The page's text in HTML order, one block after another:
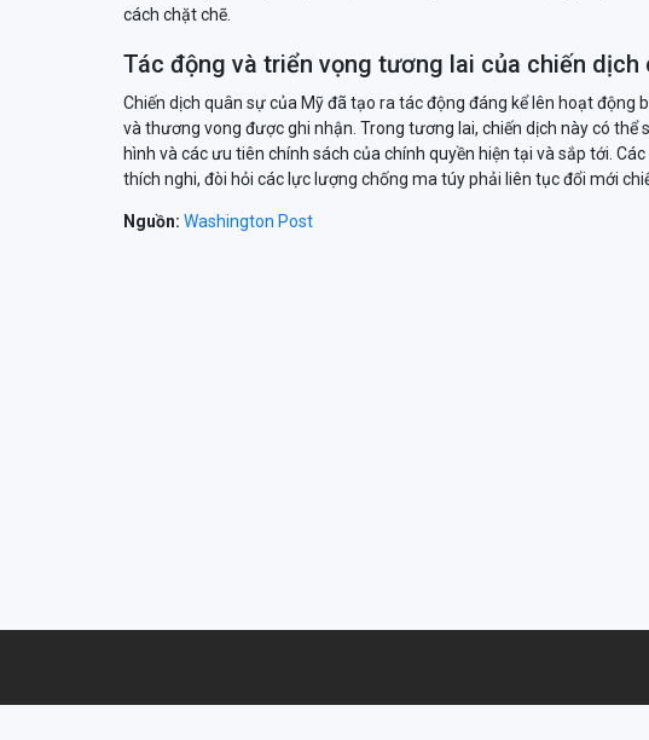
cách chặt chẽ.
Tác động và triển vọng tương lai của chiến dịch
Chiến dịch quân sự của Mỹ đã tạo ra tác động đáng kể lên hoạt
và thương vong được ghi nhận. Trong tương lai, chiến dịch này có
hình và các ưu tiên chính sách của chính quyền hiện tại và sắp tới.
thích nghi, đòi hỏi các lực lượng chống ma túy phải liên tục đổi mới
Nguồn: Washington Post